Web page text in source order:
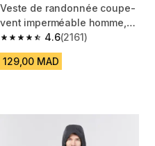
Veste de randonnée coupe-
vent imperméable homme,
Raincut 1/2 Zip noir
4.6
4.6 out of 5 stars from 2161
(2161)
129,00 MAD